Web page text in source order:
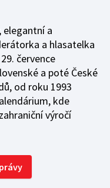
elegantní a
a hlasatelka
července
a poté České
od roku 1993
kde
výročí